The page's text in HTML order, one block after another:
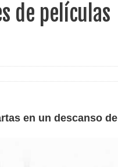
de películas
en un descanso de